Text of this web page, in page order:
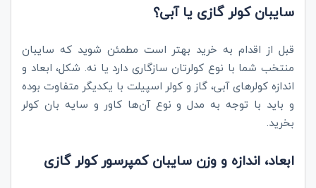
سایبان کولر گازی یا آبی؟
قبل از اقدام به خرید بهتر است مطمئن شوید که سایبان
منتخب شما با نوع کولرتان سازگاری دارد یا نه. شکل، ابعاد و
اندازه کولرهای آبی، گاز و کولر اسپیلت با یکدیگر متفاوت بوده
و باید با توجه به مدل و نوع آن‌ها کاور و سایه بان کولر
بخرید.
ابعاد، اندازه و وزن سایبان کمپرسور کولر گازی